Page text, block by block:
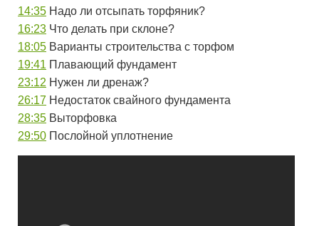
14:35 Надо ли отсыпать торфяник?
16:23 Что делать при склоне?
18:05 Варианты строительства с торфом
19:41 Плавающий фундамент
23:12 Нужен ли дренаж?
26:17 Недостаток свайного фундамента
28:35 Выторфовка
29:50 Послойной уплотнение